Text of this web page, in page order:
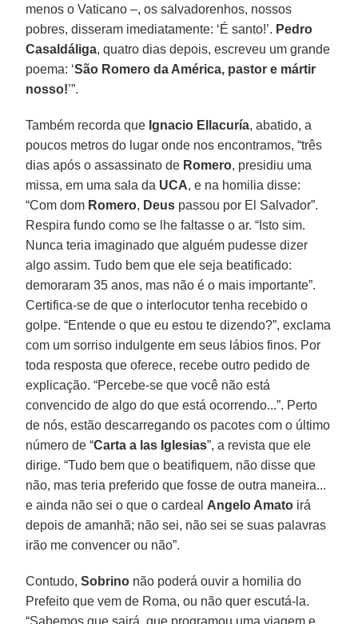
menos o Vaticano –, os salvadorenhos, nossos
pobres, disseram imediatamente: ‘É santo!’. Pedro
Casaldáliga, quatro dias depois, escreveu um grande
poema: ‘São Romero da América, pastor e mártir
nosso!’”.
Também recorda que Ignacio Ellacuría, abatido, a
poucos metros do lugar onde nos encontramos, “três
dias após o assassinato de Romero, presidiu uma
missa, em uma sala da UCA, e na homilia disse:
“Com dom Romero, Deus passou por El Salvador”.
Respira fundo como se lhe faltasse o ar. “Isto sim.
Nunca teria imaginado que alguém pudesse dizer
algo assim. Tudo bem que ele seja beatificado:
demoraram 35 anos, mas não é o mais importante”.
Certifica-se de que o interlocutor tenha recebido o
golpe. “Entende o que eu estou te dizendo?”, exclama
com um sorriso indulgente em seus lábios finos. Por
toda resposta que oferece, recebe outro pedido de
explicação. “Percebe-se que você não está
convencido de algo do que está ocorrendo...”. Perto
de nós, estão descarregando os pacotes com o último
número de “Carta a las Iglesias”, a revista que ele
dirige. “Tudo bem que o beatifiquem, não disse que
não, mas teria preferido que fosse de outra maneira...
e ainda não sei o que o cardeal Angelo Amato irá
depois de amanhã; não sei, não sei se suas palavras
irão me convencer ou não”.
Contudo,Sobrino não poderá ouvir a homilia do
Prefeito que vem de Roma, ou não quer escutá-la.
“Sabemos que sairá, que programou uma viagem e